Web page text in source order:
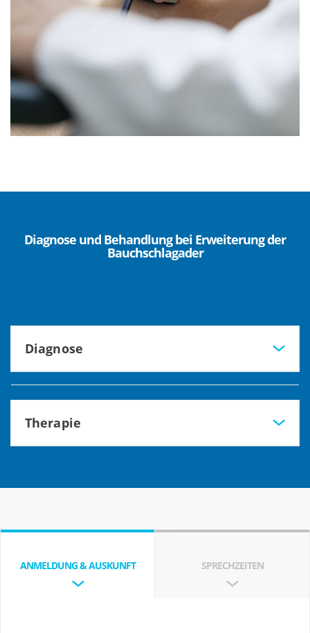
Diagnose und Behandlung bei Erweiterung der
Bauchschlagader
Diagnose
Erweiterung bzw. der Verengung sowie eine mögliche
Beteiligung anderer Gefäße richtig beurteilen. Eine exakte
Farbkodierte Duplexsonographie
Computer-Tomographie
Kernspin-Tomographie
Therapie
Drahtgeflecht (Stent) in das Gefäß eingesetzt und dadurch
stehen uns in der Gefäßchirurgie schonende
ANMELDUNG & AUSKUNFT SPRECHZEITEN